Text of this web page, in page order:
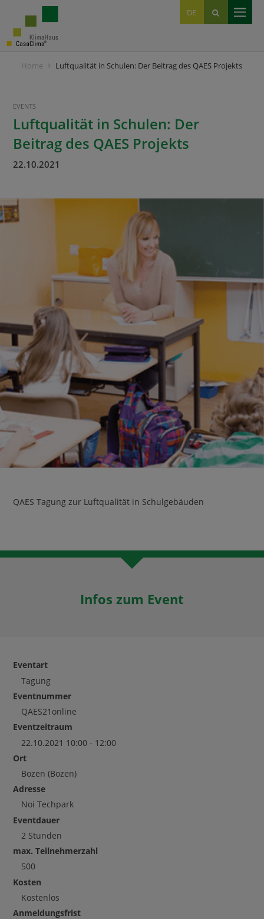
DE
IT
EN
Home Luftqualität in Schulen: Der Beitrag des QAES Projekts
EVENTS
Luftqualität in Schulen: Der
Beitrag des QAES Projekts
22.10.2021
QAES Tagung zur Luftqualität in Schulgebäuden
Infos zum Event
Eventart
Tagung
Eventnummer
QAES21online
Eventzeitraum
22.10.2021 10:00 - 12:00
Ort
Bozen (Bozen)
Adresse
Noi Techpark
Eventdauer
2 Stunden
max. Teilnehmerzahl
500
Kosten
Kostenlos
Anmeldungsfrist